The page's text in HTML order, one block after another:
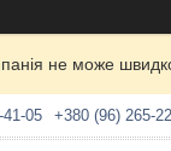
не може
05 +380 (96) 265-